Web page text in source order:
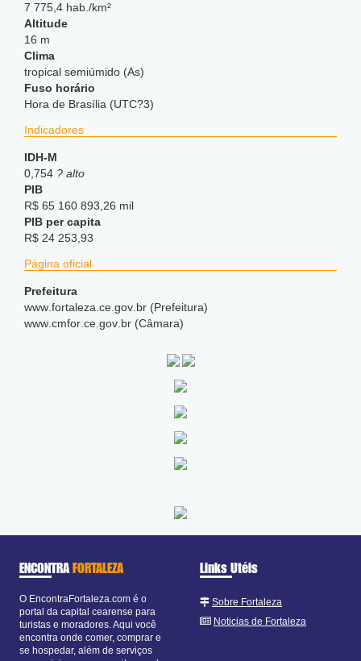
7 775,4 hab./km²
Altitude
16 m
Clima
tropical semiúmido (As)
Fuso horário
Hora de Brasília (UTC?3)
Indicadores
IDH-M
0,754 ? alto
PIB
R$ 65 160 893,26 mil
PIB per capita
R$ 24 253,93
Página oficial
Prefeitura
www .fortaleza .ce .gov .br (Prefeitura)
www .cmfor .ce .gov .br (Câmara)
ENCONTRAFORTALEZA
O EncontraFortaleza.com é o
portal da capital cearense para
turistas e moradores. Aqui você
encontra onde comer, comprar e
se hospedar, além de serviços
Links Utéis
Sobre Fortaleza
Noticias de Fortaleza